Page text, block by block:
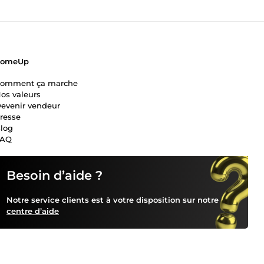
Besoin d’aide ?
Notre service clients est à votre disposition sur notre
centre d’aide
ça marche
valeurs
vendeur